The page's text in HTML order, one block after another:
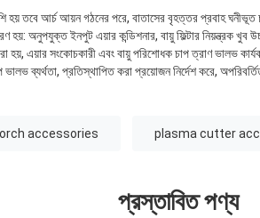
হয় তবে আর্চ আয়ন গঠনের পরে, বাতাসের বৃহত্তর প্রবাহ ঘনীভূত
হয়: অনুপযুক্ত ইনপুট এয়ার কন্ডিশনার, বায়ু ফিল্টার নিয়ন্ত্রক খুব
হয়, এয়ার সংকোচকারী এবং বায়ু পরিশোধক চাপ ত্রাণ ভালভ
ভালভ ব্যর্থতা, প্রতিস্থাপিত করা প্রয়োজন নির্দেশ করে,
accessories plasma cutter
প্রস্তাবিত পণ্য